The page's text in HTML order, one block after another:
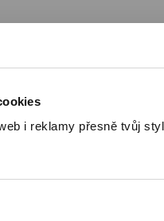
i reklamy přesně tvůj